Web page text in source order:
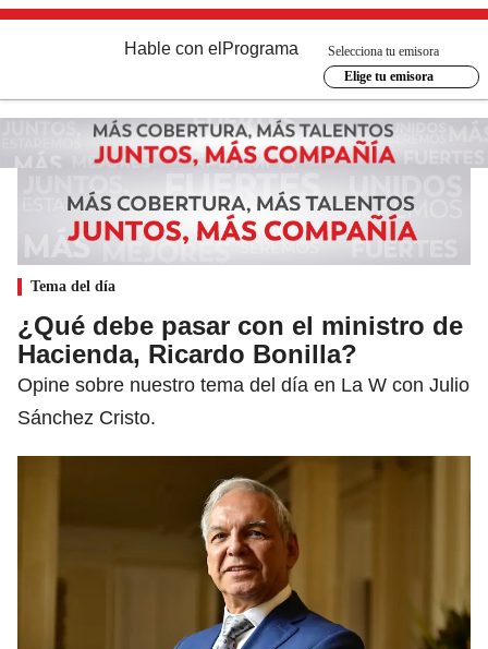
Hable con el Programa
Selecciona tu emisora
Elige tu emisora
Tema del día
¿Qué debe pasar con el ministro de
Hacienda, Ricardo Bonilla?
Opine sobre nuestro tema del día en La W con Julio
Sánchez Cristo.